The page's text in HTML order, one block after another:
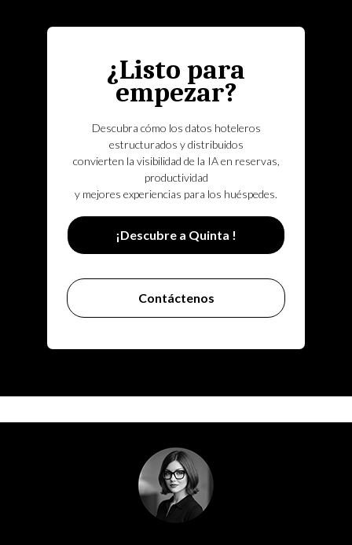
¿Listo para
empezar?
Descubra cómo los datos hoteleros
estructurados y distribuidos
convierten la visibilidad de la IA en reservas,
productividad
y mejores experiencias para los huéspedes.
¡Descubre a Quinta !
Contáctenos